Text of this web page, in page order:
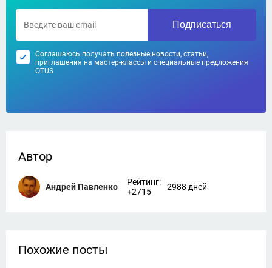
Подписаться
Соглашаюсь получать полезные новости, статьи,
приглашения на мастер-классы и специальные предложения
OTUS
Автор
Андрей Павленко
Рейтинг:
+2715
2988 дней
Похожие посты